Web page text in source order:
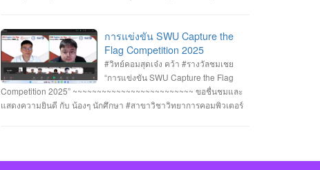
และ 8 กรกฎาคม 2568 (จัดการแข่งขันในรูปแบบออนไลน์ ) #รางวัล
ชมเชย ทีม Don’t know Everything นายชัยวัฒน์ ชัยฤทธิ์ นายอาทิตย์
สายกนก นายสุริยา ขันทา จาก 24 สถาบันการศึกษา รวมทีมมาเข้าร่วม
ทำการแข่งขันในโครงการจำนวน 60 ทีม จัดโดย ภาควิชาวิศวกรรม
คอมพิวเตอร์ คณะวิศวกรรมศาสตร์ มหาวิทยาลัยศรีนครินทรวิโรฒ ร่วม
กับ บริษัท ACIS Professional Center และ บริษัท SEC Playground
การแข่งขัน SWU Capture the
Flag Competition 2025
#วิทย์คอมสุดเจ๋ง คว้า #รางวัลชมเชย
“การแข่งขัน SWU Capture the Flag
Competition 2025” ~~~~~~~~~~~~~~~~~~~~~~~~~ ขอชื่นชมและ
แสดงความยินดี กับ น้องๆ นักศึกษา #สาขาวิชาวิทยาการคอมพิวเตอร์
Everything นายชัยวัฒน์ ชัยฤทธิ์ นายอาทิตย์ สายกนก นายสุริยา ขันทา